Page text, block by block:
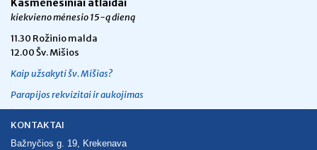
Kasmėnesiniai atlaidai
kiekvieno mėnesio 15-ą dieną
11.30 Rožinio malda
12.00 Šv. Mišios
Kaip užsakyti šv. Mišias?
Parapijos rekvizitai ir aukojimas
KONTAKTAI
Bažnyčios g. 19, Krekenava